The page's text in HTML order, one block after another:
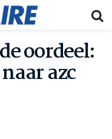
oordeel:
azc